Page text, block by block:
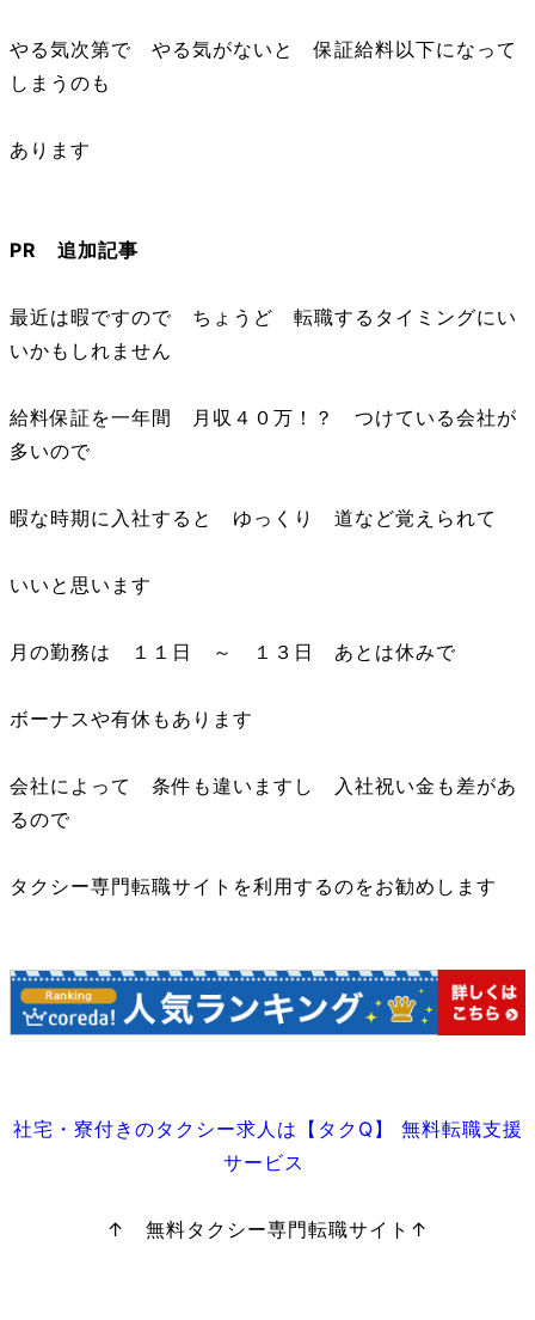
やる気次第で やる気がないと 保証給料以下になって
しまうのも
あります
PR 追加記事
最近は暇ですので ちょうど 転職するタイミングにい
いかもしれません
給料保証を一年間 月収４０万！？ つけている会社が
多いので
暇な時期に入社すると ゆっくり 道など覚えられて
いいと思います
月の勤務は １１日 ～ １３日 あとは休みで
ボーナスや有休もあります
会社によって 条件も違いますし 入社祝い金も差があ
るので
タクシー専門転職サイトを利用するのをお勧めします
社宅・寮付きのタクシー求人は【タクQ】 無料転職支援
サービス
↑ 無料タクシー専門転職サイト↑